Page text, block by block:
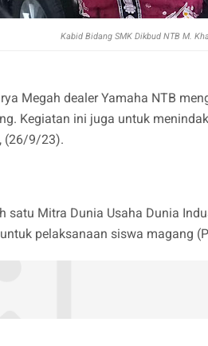
Kabid Bidang SMK Dikbud NTB M.
Megah dealer Yamaha NTB
Kegiatan ini juga untuk
(26/9/23).
satu Mitra Dunia Usaha Dunia
pelaksanaan siswa magang